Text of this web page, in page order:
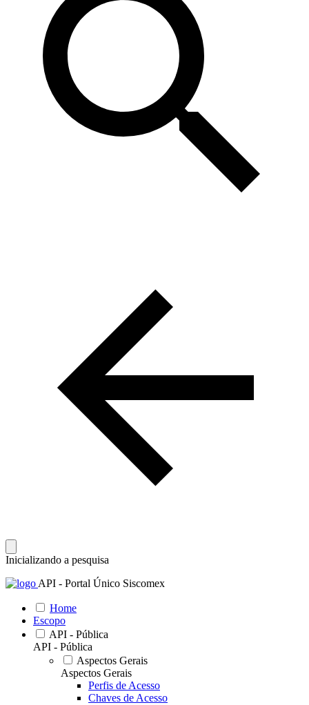
Inicializando a pesquisa
API - Portal Único Siscomex
Home
Escopo
API - Pública
API - Pública
Aspectos Gerais
Aspectos Gerais
Perfis de Acesso
Chaves de Acesso